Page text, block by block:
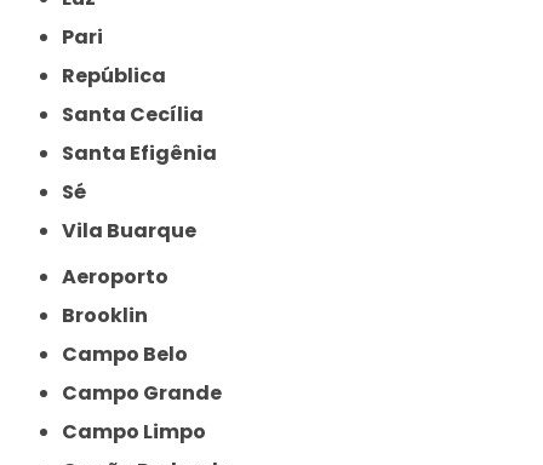
Pari
República
Santa Cecília
Santa Efigênia
Sé
Vila Buarque
Aeroporto
Brooklin
Campo Belo
Campo Grande
Campo Limpo